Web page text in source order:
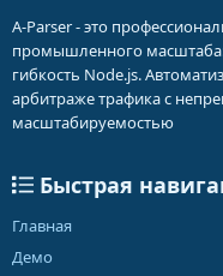
A-Parser - это
промышленного масштаба:
гибкость Node.js.
арбитраже трафика с
масштабируемостью
Быстрая
Главная
Демо